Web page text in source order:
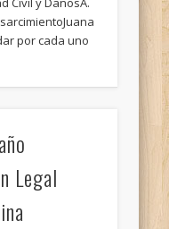
por cada uno
Legal